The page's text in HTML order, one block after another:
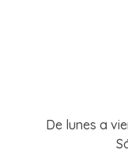
De lunes a